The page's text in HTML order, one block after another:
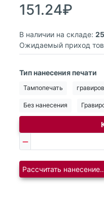
151.24₽
В наличии на складе:
Ожидаемый приход
Тип нанесения печати
Тампопечать
Без нанесения
Рассчитать нанесение